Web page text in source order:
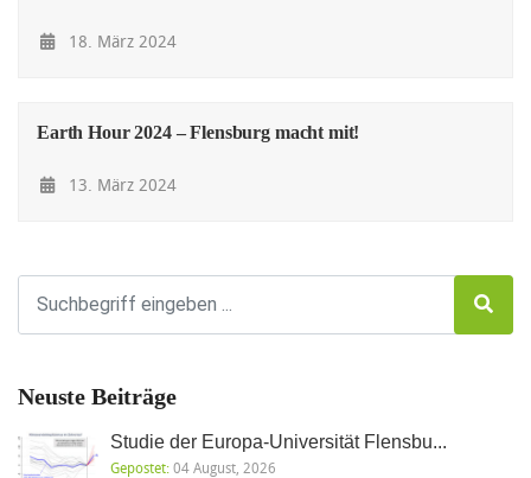
18. März 2024
Earth Hour 2024 – Flensburg macht mit!
13. März 2024
Neuste Beiträge
Studie der Europa-Universität Flensbu...
Gepostet:04 August, 2026